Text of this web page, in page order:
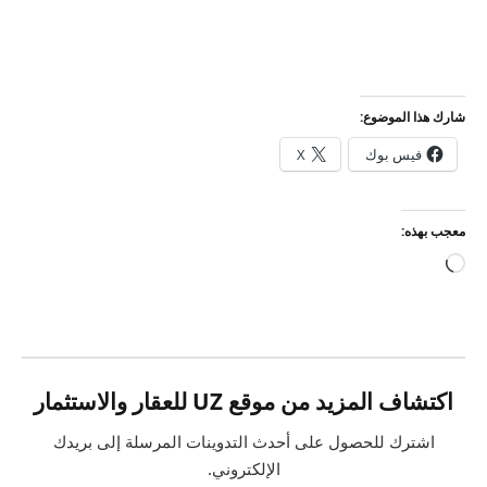
شارك هذا الموضوع:
فيس بوك X
معجب بهذه:
جاري
اكتشاف المزيد من موقع UZ للعقار والاستثمار
اشترك للحصول على أحدث التدوينات المرسلة إلى بريدك
الإلكتروني.